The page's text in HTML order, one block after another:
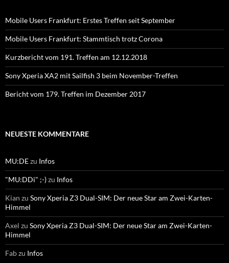
Mobile Users Frankfurt: Erstes Treffen seit September
Mobile Users Frankfurt: Stammtisch trotz Corona
Kurzbericht vom 191. Treffen am 12.12.2018
Sony Xperia XA2 mit Sailfish 3 beim November-Treffen
Bericht vom 179. Treffen im Dezember 2017
NEUESTE KOMMENTARE
MU:DEzu Infos
"MU:DDi" ;-)zu Infos
Kian zu Sony Xperia Z3 Dual-SIM: Der neue Star am Zwei-Karten-
Himmel
Axel zu Sony Xperia Z3 Dual-SIM: Der neue Star am Zwei-Karten-
Himmel
Fabzu Infos